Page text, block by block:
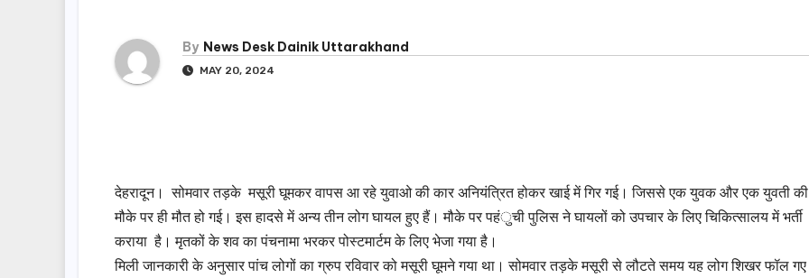
By News Desk Dainik Uttarakhand
MAY 20, 2024
देहरादून। सोमवार तड़के मसूरी घूमकर वापस आ रहे युवाओ की कार अनियंत्रित होकर खाई में गिर गई। जिससे एक युवक और एक युवती की
मौके पर ही मौत हो गई। इस हादसे में अन्य तीन लोग घायल हुए हैं। मौके पर पहंुची पुलिस ने घायलों को उपचार के लिए चिकित्सालय में भर्ती
कराया है। मृतकों के शव का पंचनामा भरकर पोस्टमार्टम के लिए भेजा गया है।
मिली जानकारी के अनुसार पांच लोगों का ग्रुप रविवार को मसूरी घूमने गया था। सोमवार तड़के मसूरी से लौटते समय यह लोग शिखर फॉल गए